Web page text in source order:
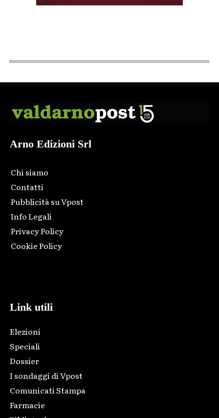
Arno Edizioni Srl
Chi siamo
Contatti
Pubblicità su Vpost
Info Legali
Privacy Policy
Cookie Policy
Link utili
Elezioni
Speciali
Dossier
I sondaggi di Vpost
Comunicati Stampa
Farmacie